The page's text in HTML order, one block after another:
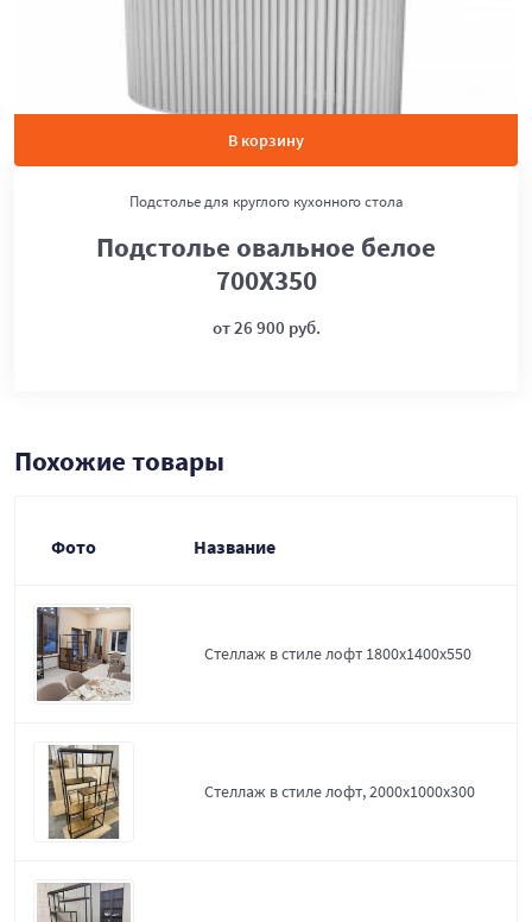
В корзину
Подстолье для круглого кухонного стола
Подстолье овальное белое
700Х350
от 26 900 руб.
Похожие товары
Фото Название
Стеллаж в стиле лофт 1800х1400х550
Стеллаж в стиле лофт, 2000х1000х300